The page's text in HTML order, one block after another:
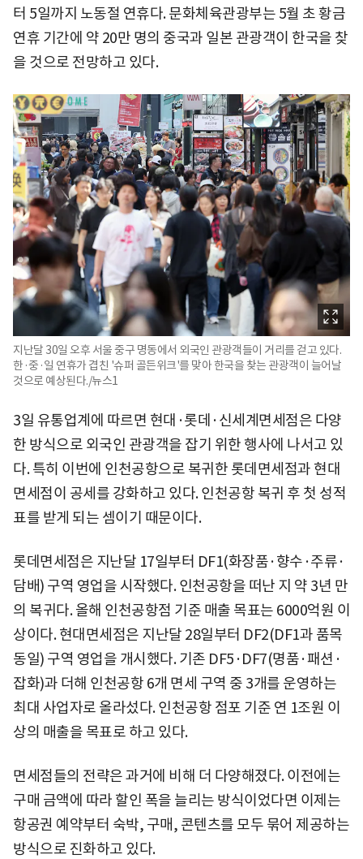
터 5일까지 노동절 연휴다. 문화체육관광부는 5월 초 황금
연휴 기간에 약 20만 명의 중국과 일본 관광객이 한국을 찾
을 것으로 전망하고 있다.
지난달 30일 오후 서울 중구 명동에서 외국인 관광객들이 거리를 걷고 있다.
한·중·일 연휴가 겹친 '슈퍼 골든위크'를 맞아 한국을 찾는 관광객이 늘어날
것으로 예상된다./뉴스1
3일 유통업계에 따르면 현대·롯데·신세계면세점은 다양
한 방식으로 외국인 관광객을 잡기 위한 행사에 나서고 있
다. 특히 이번에 인천공항으로 복귀한 롯데면세점과 현대
면세점이 공세를 강화하고 있다. 인천공항 복귀 후 첫 성적
표를 받게 되는 셈이기 때문이다.
롯데면세점은 지난달 17일부터 DF1(화장품·향수·주류·
담배) 구역 영업을 시작했다. 인천공항을 떠난 지 약 3년 만
의 복귀다. 올해 인천공항점 기준 매출 목표는 6000억원 이
상이다. 현대면세점은 지난달 28일부터 DF2(DF1과 품목
동일) 구역 영업을 개시했다. 기존 DF5·DF7(명품·패션·
잡화)과 더해 인천공항 6개 면세 구역 중 3개를 운영하는
최대 사업자로 올라섰다. 인천공항 점포 기준 연 1조원 이
상의 매출을 목표로 하고 있다.
면세점들의 전략은 과거에 비해 더 다양해졌다. 이전에는
구매 금액에 따라 할인 폭을 늘리는 방식이었다면 이제는
항공권 예약부터 숙박, 구매, 콘텐츠를 모두 묶어 제공하는
방식으로 진화하고 있다.